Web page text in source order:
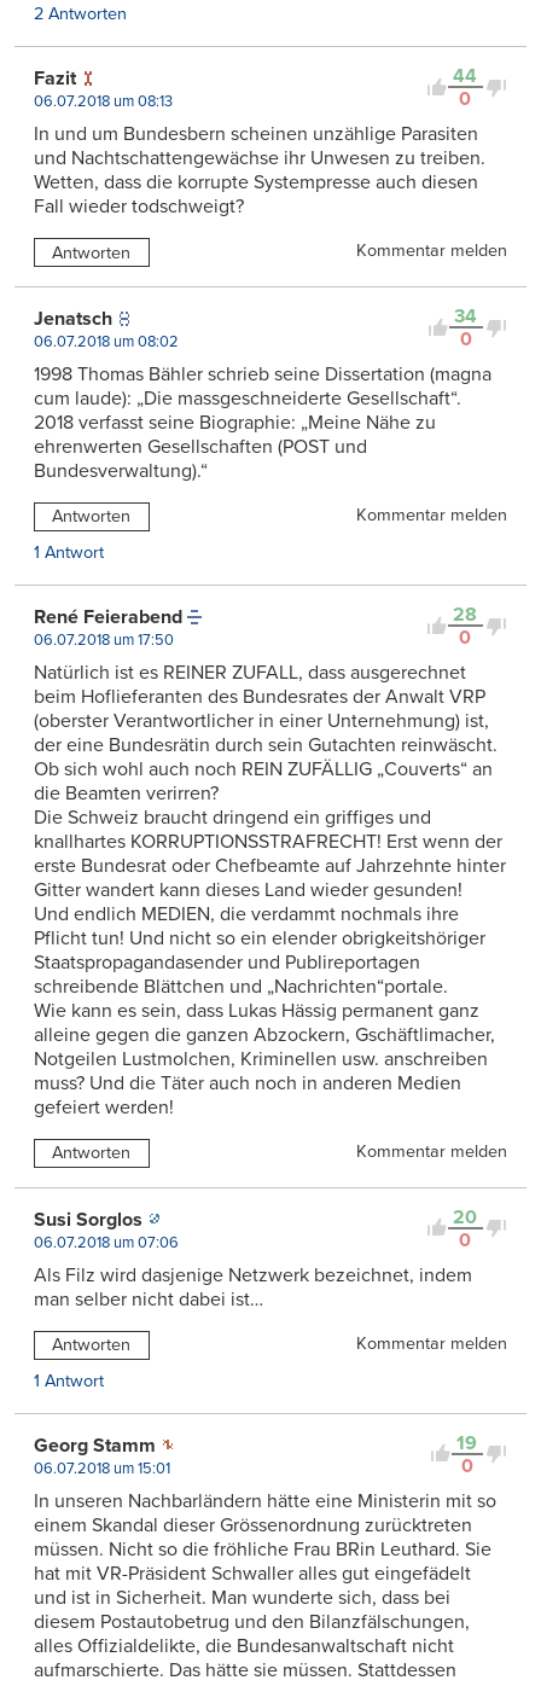
2 Antworten
44
0
Fazit
06.07.2018 um 08:13
In und um Bundesbern scheinen unzählige Parasiten
und Nachtschattengewächse ihr Unwesen zu treiben.
Wetten, dass die korrupte Systempresse auch diesen
Fall wieder todschweigt?
Antworten Kommentar melden
34
0
Jenatsch
06.07.2018 um 08:02
1998 Thomas Bähler schrieb seine Dissertation (magna
cum laude): „Die massgeschneiderte Gesellschaft“.
2018 verfasst seine Biographie: „Meine Nähe zu
ehrenwerten Gesellschaften (POST und
Bundesverwaltung).“
Antworten
Kommentar melden
1 Antwort
28
0
René Feierabend
06.07.2018 um 17:50
Natürlich ist es REINER ZUFALL, dass ausgerechnet
beim Hoflieferanten des Bundesrates der Anwalt VRP
(oberster Verantwortlicher in einer Unternehmung) ist,
der eine Bundesrätin durch sein Gutachten reinwäscht.
Ob sich wohl auch noch REIN ZUFÄLLIG „Couverts“ an
die Beamten verirren?
Die Schweiz braucht dringend ein griffiges und
knallhartes KORRUPTIONSSTRAFRECHT! Erst wenn der
erste Bundesrat oder Chefbeamte auf Jahrzehnte hinter
Gitter wandert kann dieses Land wieder gesunden!
Und endlich MEDIEN, die verdammt nochmals ihre
Pflicht tun! Und nicht so ein elender obrigkeitshöriger
Staatspropagandasender und Publireportagen
schreibende Blättchen und „Nachrichten“portale.
Wie kann es sein, dass Lukas Hässig permanent ganz
alleine gegen die ganzen Abzockern, Gschäftlimacher,
Notgeilen Lustmolchen, Kriminellen usw. anschreiben
muss? Und die Täter auch noch in anderen Medien
gefeiert werden!
Antworten Kommentar melden
20
0
Susi Sorglos
06.07.2018 um 07:06
Als Filz wird dasjenige Netzwerk bezeichnet, indem
man selber nicht dabei ist…
Antworten
Kommentar melden
1 Antwort
19
0
Georg Stamm
06.07.2018 um 15:01
In unseren Nachbarländern hätte eine Ministerin mit so
einem Skandal dieser Grössenordnung zurücktreten
müssen. Nicht so die fröhliche Frau BRin Leuthard. Sie
hat mit VR-Präsident Schwaller alles gut eingefädelt
und ist in Sicherheit. Man wunderte sich, dass bei
diesem Postautobetrug und den Bilanzfälschungen,
alles Offizialdelikte, die Bundesanwaltschaft nicht
aufmarschierte. Das hätte sie müssen. Stattdessen